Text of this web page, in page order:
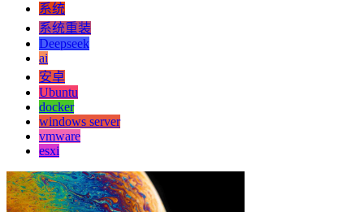
系统
系统重装
Deepseek
ai
安卓
Ubuntu
docker
windows server
vmware
esxi